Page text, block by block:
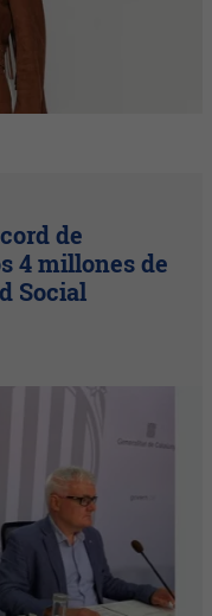
de
4 millones de
Social